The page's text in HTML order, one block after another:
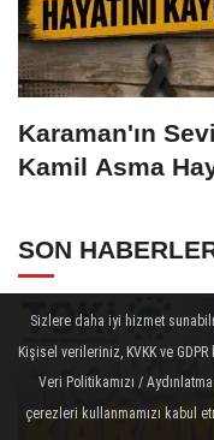
Karaman'ın
Kamil Asma
SON
Sizlere daha iyi hizmet
Kişisel verileriniz, KVKK ve
Veri Politikamızı /
çerezleri kullanmamızı kabul